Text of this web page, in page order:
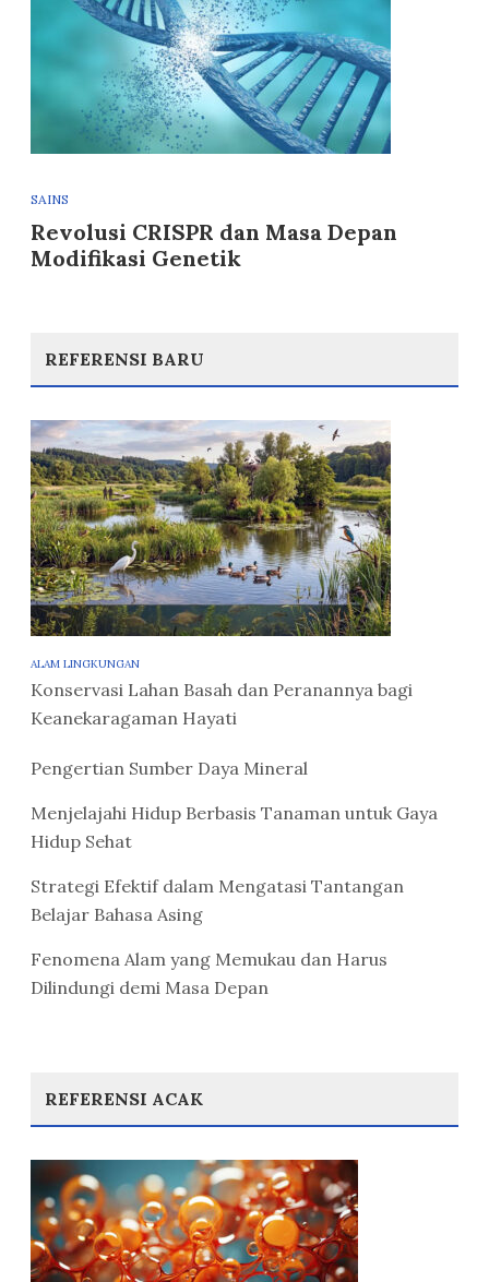
SAINS
Revolusi CRISPR dan Masa Depan
Modifikasi Genetik
REFERENSI BARU
ALAM LINGKUNGAN
Konservasi Lahan Basah dan Peranannya bagi
Keanekaragaman Hayati
Pengertian Sumber Daya Mineral
Menjelajahi Hidup Berbasis Tanaman untuk Gaya
Hidup Sehat
Strategi Efektif dalam Mengatasi Tantangan
Belajar Bahasa Asing
Fenomena Alam yang Memukau dan Harus
Dilindungi demi Masa Depan
REFERENSI ACAK